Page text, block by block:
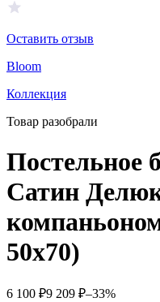
Оставить отзыв
Bloom
Коллекция
Товар разобрали
Постельное
Сатин
50х70)
6 100 ₽9 209 ₽–33%